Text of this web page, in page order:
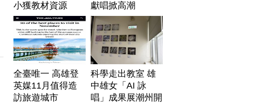
小獲教材資源
獻唱掀高潮
全臺唯一 高雄登
英媒11月值得造
訪旅遊城市
科學走出教室 雄
中雄女「AI 詠
唱」成果展潮州開